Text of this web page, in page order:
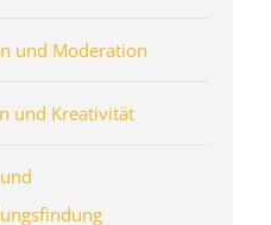
und Moderation
und Kreativität